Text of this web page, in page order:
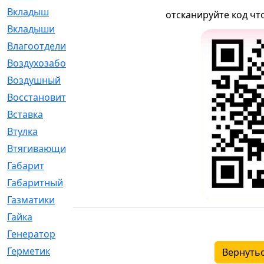
Вкладыш
Вкладыши
Влагоотделитель
Воздухозаборник
Воздушный
Восстановительный
Вставка
Втулка
Втягивающий
Габарит
Габаритный
Газматики
Гайка
Генератор
Герметик
отсканируйте код